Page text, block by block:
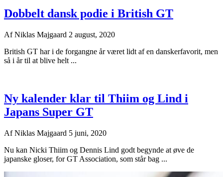
Dobbelt dansk podie i British GT
AfNiklas Majgaard 2 august, 2020
British GT har i de forgangne år været lidt af en danskerfavorit, men
så i år til at blive helt ...
Ny kalender klar til Thiim og Lind i
Japans Super GT
AfNiklas Majgaard 5 juni, 2020
Nu kan Nicki Thiim og Dennis Lind godt begynde at øve de
japanske gloser, for GT Association, som står bag ...